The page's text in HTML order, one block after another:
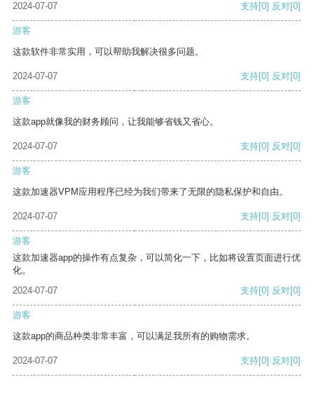
2024-07-07 支持[0] 反对[0]
游客
这款软件非常实用，可以帮助我解决很多问题。
2024-07-07 支持[0] 反对[0]
游客
这款app就像我的财务顾问，让我能够省钱又省心。
2024-07-07 支持[0] 反对[0]
游客
这款加速器VPM应用程序已经为我们带来了无限的隐私保护和自由。
2024-07-07 支持[0] 反对[0]
游客
这款加速器app的操作有点复杂，可以简化一下，比如将设置页面进行优
化。
2024-07-07
支持[0] 反对[0]
游客
这款app的商品种类非常丰富，可以满足我所有的购物需求。
2024-07-07 支持[0] 反对[0]